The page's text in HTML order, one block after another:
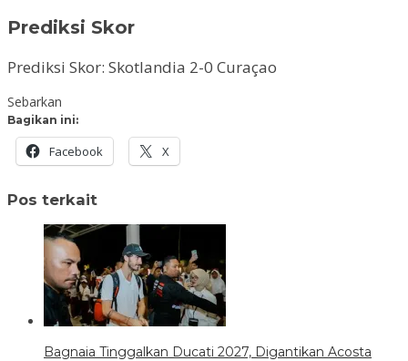
Prediksi Skor
Prediksi Skor: Skotlandia 2-0 Curaçao
Sebarkan
Bagikan ini:
Facebook X
Pos terkait
Bagnaia Tinggalkan Ducati 2027, Digantikan Acosta